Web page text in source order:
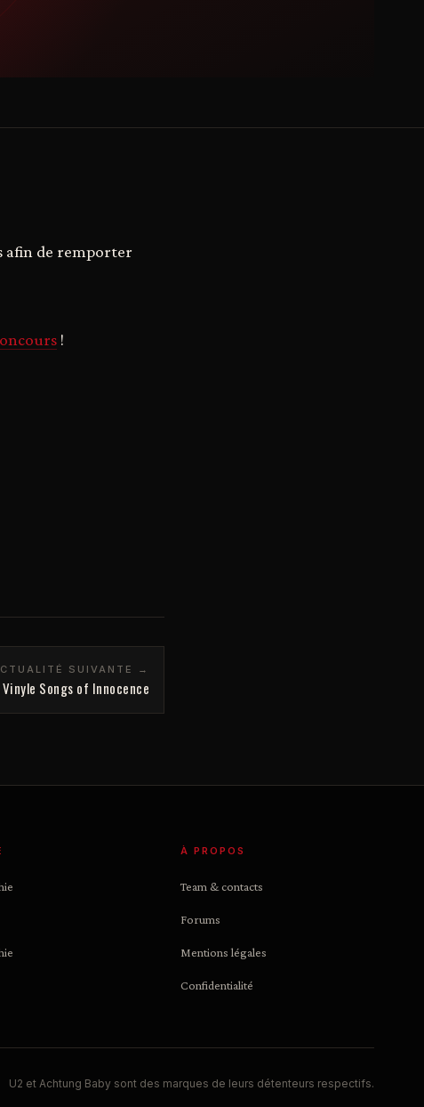
afin de remporter
!
SUIVANTE →
Songs of Innocence
À PROPOS
Team & contacts
Forums
Mentions légales
Confidentialité
U2 et Achtung Baby sont des marques de leurs détenteurs respectifs.